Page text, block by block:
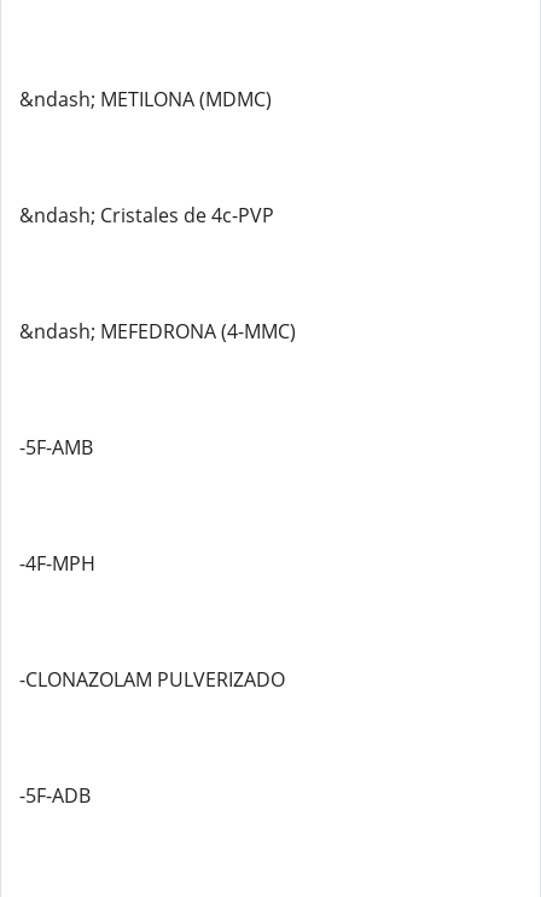
&ndash; METILONA (MDMC)
&ndash; Cristales de 4c-PVP
&ndash; MEFEDRONA (4-MMC)
-5F-AMB
-4F-MPH
-CLONAZOLAM PULVERIZADO
-5F-ADB